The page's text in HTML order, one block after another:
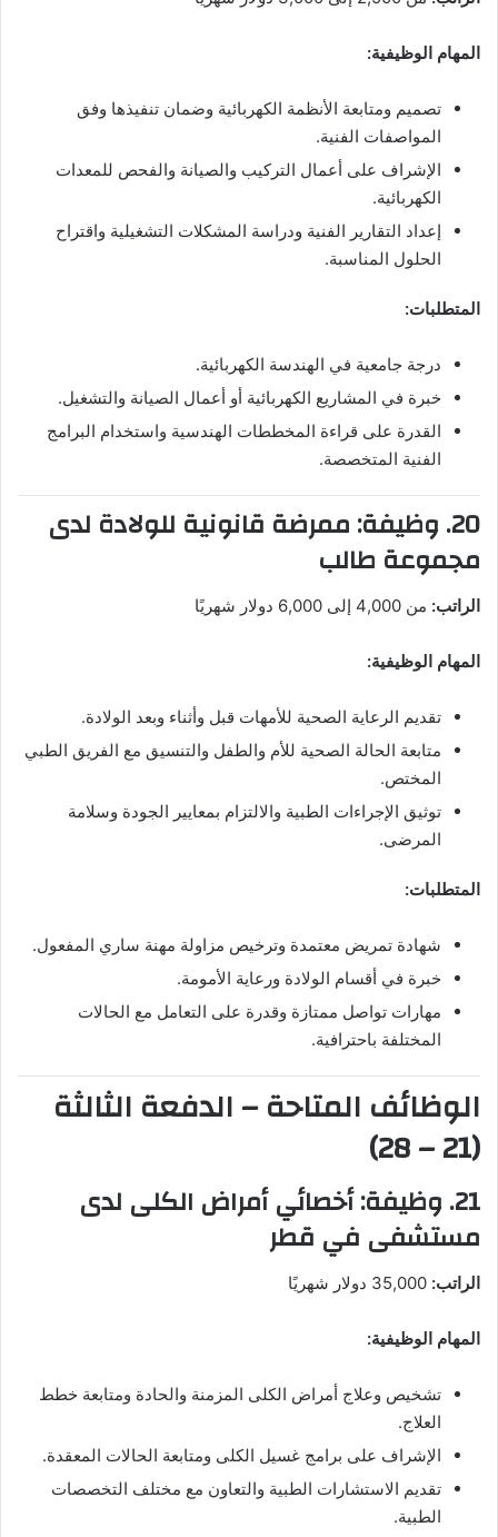
المهام الوظيفية:
تصميم ومتابعة الأنظمة الكهربائية وضمان تنفيذها وفق
المواصفات الفنية.
الإشراف على أعمال التركيب والصيانة والفحص للمعدات
الكهربائية.
إعداد التقارير الفنية ودراسة المشكلات التشغيلية واقتراح
الحلول المناسبة.
المتطلبات:
درجة جامعية في الهندسة الكهربائية.
خبرة في المشاريع الكهربائية أو أعمال الصيانة والتشغيل.
القدرة على قراءة المخططات الهندسية واستخدام البرامج
الفنية المتخصصة.
20. وظيفة: ممرضة قانونية للولادة لدى
مجموعة طالب
الراتب: من 4,000 إلى 6,000 دولار شهريًا
المهام الوظيفية:
تقديم الرعاية الصحية للأمهات قبل وأثناء وبعد الولادة.
متابعة الحالة الصحية للأم والطفل والتنسيق مع الفريق الطبي
المختص.
توثيق الإجراءات الطبية والالتزام بمعايير الجودة وسلامة
المرضى.
المتطلبات:
شهادة تمريض معتمدة وترخيص مزاولة مهنة ساري المفعول.
خبرة في أقسام الولادة ورعاية الأمومة.
مهارات تواصل ممتازة وقدرة على التعامل مع الحالات
المختلفة باحترافية.
الوظائف المتاحة – الدفعة الثالثة
(21 – 28)
21. وظيفة: أخصائي أمراض الكلى لدى
مستشفى في قطر
الراتب:
المهام الوظيفية:
تشخيص وعلاج أمراض الكلى المزمنة والحادة ومتابعة خطط
العلاج.
الإشراف على برامج غسيل الكلى ومتابعة الحالات المعقدة.
تقديم الاستشارات الطبية والتعاون مع مختلف التخصصات
الطبية.